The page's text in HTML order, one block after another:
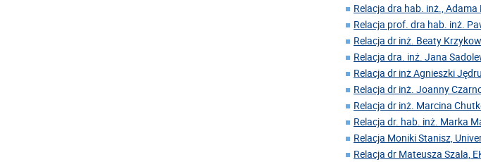
Relacja dra hab. inż., Adama
Relacja prof. dra hab. inż.
Relacja dr inż. Beaty
Relacja dra. inż. Jana
Relacja dr inż Agnieszki
Relacja dr inż. Joanny
Relacja dr inż. Marcina
Relacja dr. hab. inż. Marka
Relacja Moniki Stanisz,
Relacja dr Mateusza Szala,